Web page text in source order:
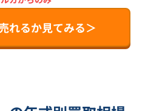
れるか見てみる＞